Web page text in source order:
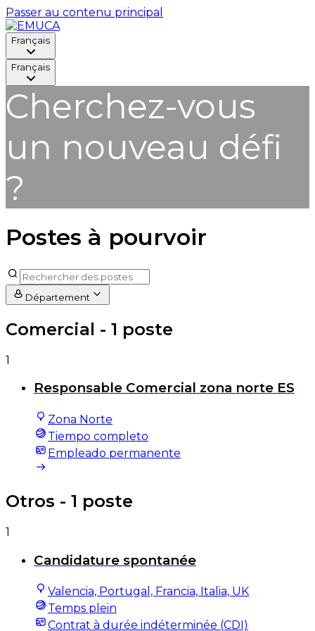
Passer au contenu principal
Français
Français
Cherchez-vous
un nouveau défi
?
Postes à pourvoir
Département
Comercial - 1 poste
1
Responsable Comercial zona norte ES
Zona Norte
Tiempo completo
Empleado permanente
Otros - 1 poste
1
Candidature spontanée
Valencia, Portugal, Francia, Italia, UK
Temps plein
Contrat à durée indéterminée (CDI)